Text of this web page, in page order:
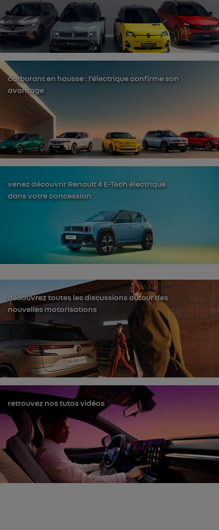
carburant en hausse : l’électrique confirme son
avantage
venez découvrir Renault 4 E-Tech électrique
dans votre concession
découvrez toutes les discussions autour des
nouvelles motorisations
retrouvez nos tutos vidéos